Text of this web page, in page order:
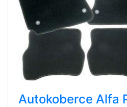
Autokoberce Alfa